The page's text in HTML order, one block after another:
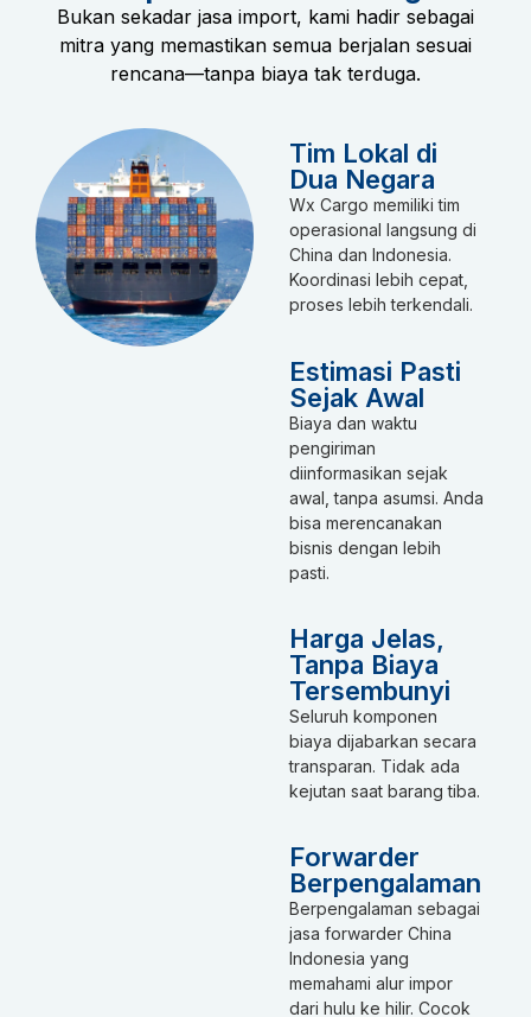
Bukan sekadar jasa import, kami hadir sebagai
mitra yang memastikan semua berjalan sesuai
rencana—tanpa biaya tak terduga.
Tim Lokal di
Dua Negara
Wx Cargo memiliki tim
operasional langsung di
China dan Indonesia.
Koordinasi lebih cepat,
proses lebih terkendali.
Estimasi Pasti
Sejak Awal
Biaya dan waktu
pengiriman
diinformasikan sejak
awal, tanpa asumsi. Anda
bisa merencanakan
bisnis dengan lebih
pasti.
Harga Jelas,
Tanpa Biaya
Tersembunyi
Seluruh komponen
biaya dijabarkan secara
transparan. Tidak ada
kejutan saat barang tiba.
Forwarder
Berpengalaman
Berpengalaman sebagai
jasa forwarder China
Indonesia yang
memahami alur impor
dari hulu ke hilir. Cocok